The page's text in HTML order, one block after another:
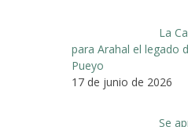
La
para Arahal el legado
Pueyo
17 de junio de 2026
Se